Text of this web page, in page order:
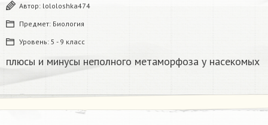
Автор: lololoshka474
Предмет: Биология
Уровень: 5 - 9 класс
плюсы и минусы неполного метаморфоза у насекомых​